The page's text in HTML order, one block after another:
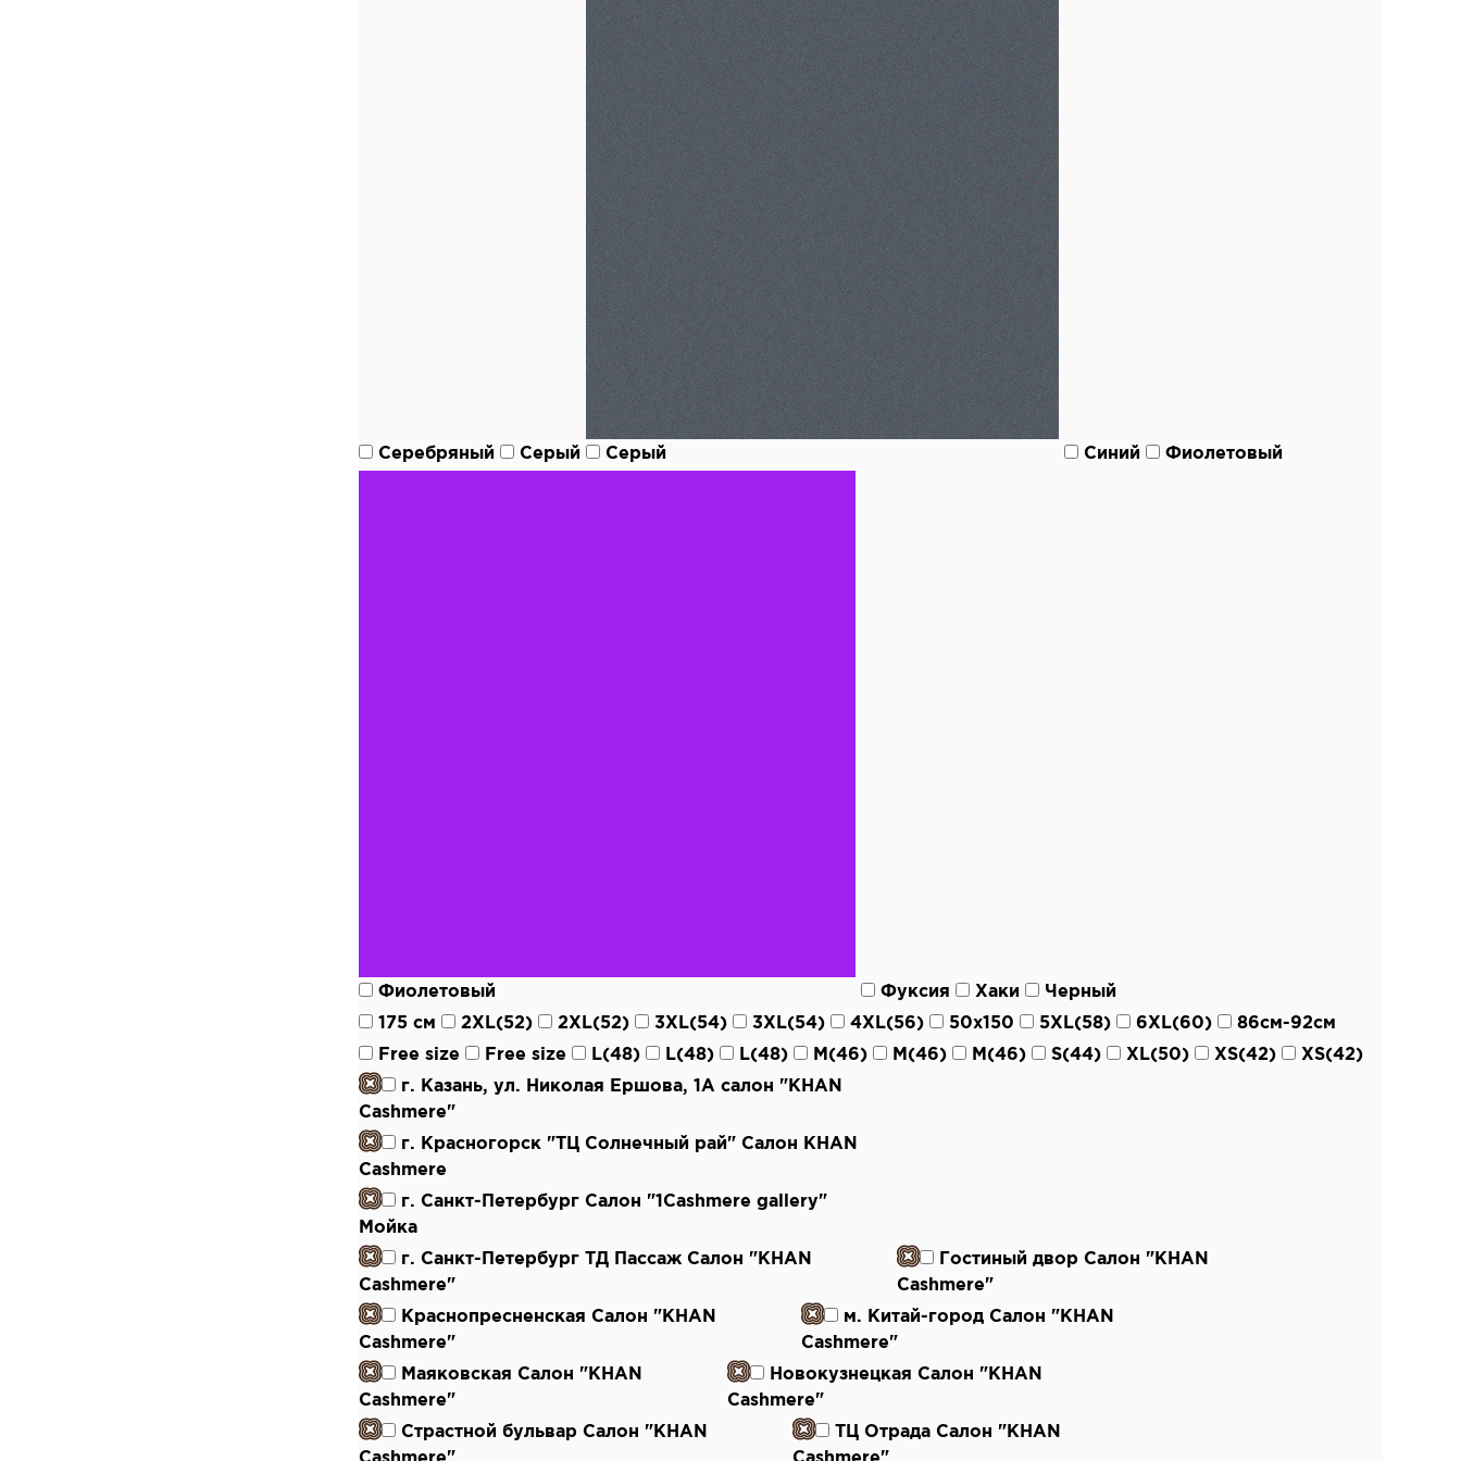
Серебряный Серый Серый Синий Фиолетовый
Фиолетовый Фуксия Хаки
Черный
175 см
2XL(52) 2XL(52) 3XL(54) 3XL(54) 4XL(56) 50х150 5XL(58) 6XL(60)
86см-92см
Free size
Free size L(48) L(48) L(48) M(46) M(46) M(46) S(44) XL(50) XS(42)
XS(42)
г. Казань, ул. Николая Ершова, 1А салон "KHAN
Cashmere"
г. Красногорск "ТЦ Солнечный рай" Салон KHAN
Cashmere
г. Санкт-Петербург Салон "1Cashmere gallery"
Мойка
г. Санкт-Петербург ТД Пассаж Салон "KHAN
Cashmere"
Гостиный двор Салон "KHAN
Cashmere"
Краснопресненская Салон "KHAN
Cashmere"
м. Китай-город Салон "KHAN
Cashmere"
Маяковская Салон "KHAN
Cashmere"
Новокузнецкая Салон "KHAN
Cashmere"
Страстной бульвар Салон "KHAN
Cashmere"
ТЦ Отрада Салон "KHAN
Cashmere"